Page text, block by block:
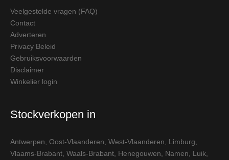
Veelgestelde vragen (FAQ)
Contact
Adverteren
Privacy Beleid
Gebruiksvoorwaarden
Disclaimer
Winkelier login
Stockverkopen in
Antwerpen Oost-Vlaanderen West-Vlaanderen Limburg
Vlaams-Brabant Waals-Brabant Henegouwen Namen Luik